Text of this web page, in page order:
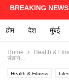
BREAKING NEWS
आम घटना,
होम देश मुंबई
Home Health &
संज्ञान,...
Health & Fitness